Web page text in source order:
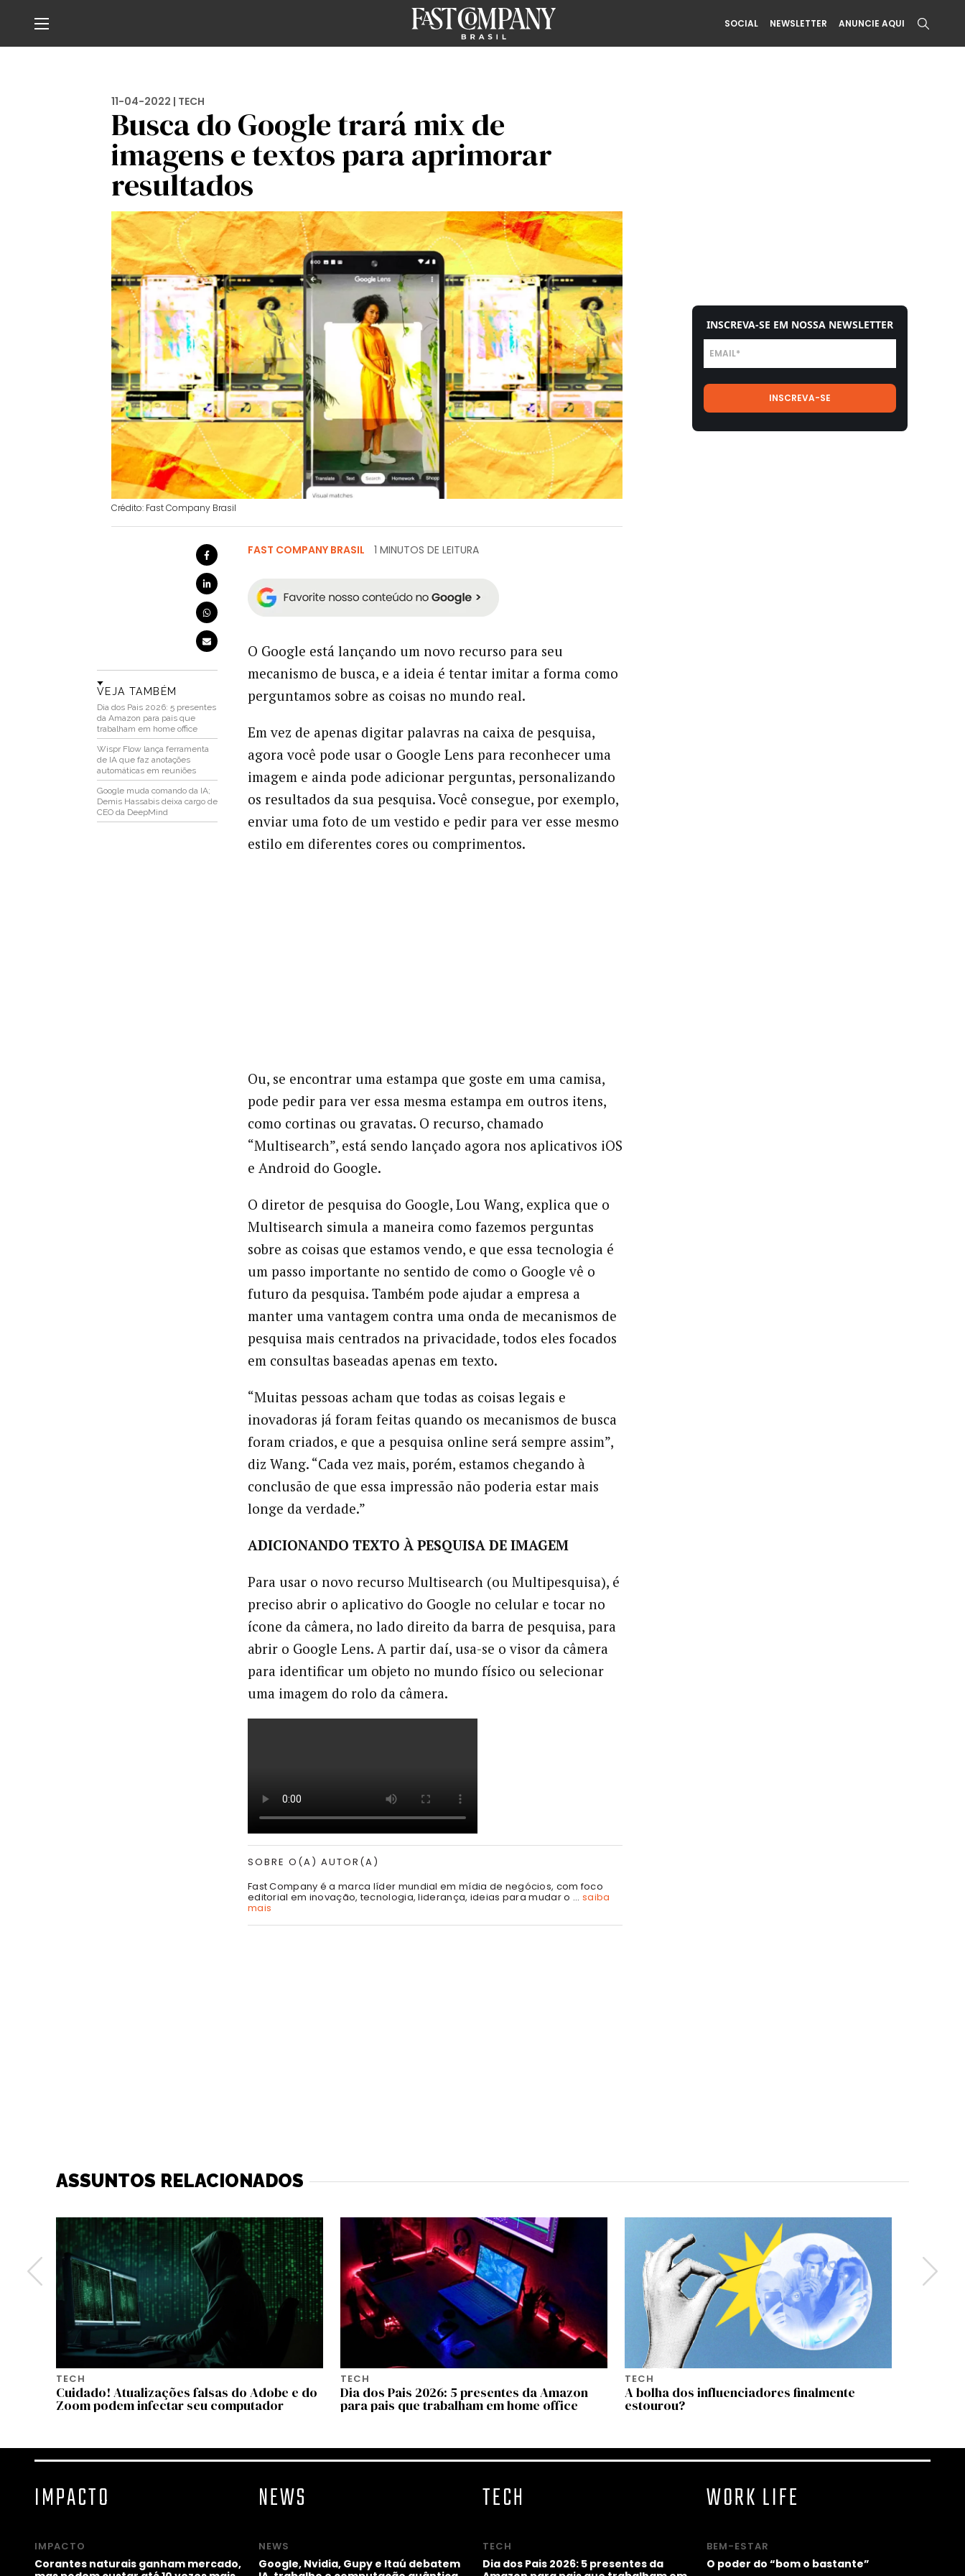
SOCIAL NEWSLETTER ANUNCIE AQUI
11-04-2022 | TECH
Busca do Google trará mix de
imagens e textos para aprimorar
resultados
Crédito: Fast Company Brasil
VEJA TAMBÉM
Dia dos Pais 2026: 5 presentes
da Amazon para pais que
trabalham em home office
Wispr Flow lança ferramenta
de IA que faz anotações
automáticas em reuniões
Google muda comando da IA;
Demis Hassabis deixa cargo de
CEO da DeepMind
FAST COMPANY BRASIL 1 MINUTOS DE LEITURA
O Google está lançando um novo recurso para seu
mecanismo de busca, e a ideia é tentar imitar a forma como
perguntamos sobre as coisas no mundo real.
Em vez de apenas digitar palavras na caixa de pesquisa,
agora você pode usar o Google Lens para reconhecer uma
imagem e ainda pode adicionar perguntas, personalizando
os resultados da sua pesquisa. Você consegue, por exemplo,
enviar uma foto de um vestido e pedir para ver esse mesmo
estilo em diferentes cores ou comprimentos.
Ou, se encontrar uma estampa que goste em uma camisa,
pode pedir para ver essa mesma estampa em outros itens,
como cortinas ou gravatas. O recurso, chamado
“Multisearch”, está sendo lançado agora nos aplicativos iOS
e Android do Google.
O diretor de pesquisa do Google, Lou Wang, explica que o
Multisearch simula a maneira como fazemos perguntas
sobre as coisas que estamos vendo, e que essa tecnologia é
um passo importante no sentido de como o Google vê o
futuro da pesquisa. Também pode ajudar a empresa a
manter uma vantagem contra uma onda de mecanismos de
pesquisa mais centrados na privacidade, todos eles focados
em consultas baseadas apenas em texto.
“Muitas pessoas acham que todas as coisas legais e
inovadoras já foram feitas quando os mecanismos de busca
foram criados, e que a pesquisa online será sempre assim”,
diz Wang. “Cada vez mais, porém, estamos chegando à
conclusão de que essa impressão não poderia estar mais
longe da verdade.”
ADICIONANDO TEXTO À PESQUISA DE IMAGEM
Para usar o novo recurso Multisearch (ou Multipesquisa), é
preciso abrir o aplicativo do Google no celular e tocar no
ícone da câmera, no lado direito da barra de pesquisa, para
abrir o Google Lens. A partir daí, usa-se o visor da câmera
para identificar um objeto no mundo físico ou selecionar
uma imagem do rolo da câmera.
SOBRE O(A) AUTOR(A)
Fast Company é a marca líder mundial em mídia de negócios, com foco
editorial em inovação, tecnologia, liderança, ideias para mudar o ... saiba
mais
INSCREVA-SE EM NOSSA NEWSLETTER
ASSUNTOS RELACIONADOS
TECH
Cuidado! Atualizações falsas do Adobe e do
Zoom podem infectar seu computador
TECH
Dia dos Pais 2026: 5 presentes da Amazon
para pais que trabalham em home office
TECH
A bolha dos influenciadores finalmente
estourou?
IMPACTO
IMPACTO
Corantes naturais ganham mercado,
NEWS
NEWS
Google, Nvidia, Gupy e Itaú debatem
TECH
TECH
Dia dos Pais 2026: 5 presentes da
WORK LIFE
BEM-ESTAR
O poder do “bom o bastante”